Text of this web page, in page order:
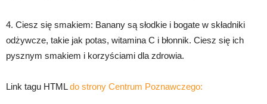
4. Ciesz się smakiem: Banany są słodkie i bogate w składniki
odżywcze, takie jak potas, witamina C i błonnik. Ciesz się ich
pysznym smakiem i korzyściami dla zdrowia.
Link tagu HTMLdo strony Centrum Poznawczego: